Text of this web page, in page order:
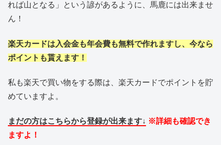
れば山となる」という諺があるように、馬鹿には出来ませ
ん！
楽天カードは入会金も年会費も無料で作れますし、今なら
ポイントも貰えます！
私も楽天で買い物をする際は、楽天カードでポイントを貯
めていますよ。
まだの方はこちらから登録が出来ます↓ ※詳細も確認でき
ますよ！